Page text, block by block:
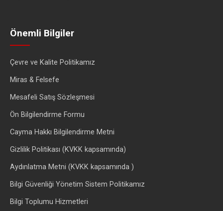
Önemli Bilgiler
Çevre ve Kalite Politikamız
Miras & Felsefe
Mesafeli Satış Sözleşmesi
Ön Bilgilendirme Formu
Cayma Hakkı Bilgilendirme Metni
Gizlilik Politikası (KVKK kapsamında)
Aydınlatma Metni (KVKK kapsamında )
Bilgi Güvenliği Yönetim Sistem Politikamız
Bilgi Toplumu Hizmetleri